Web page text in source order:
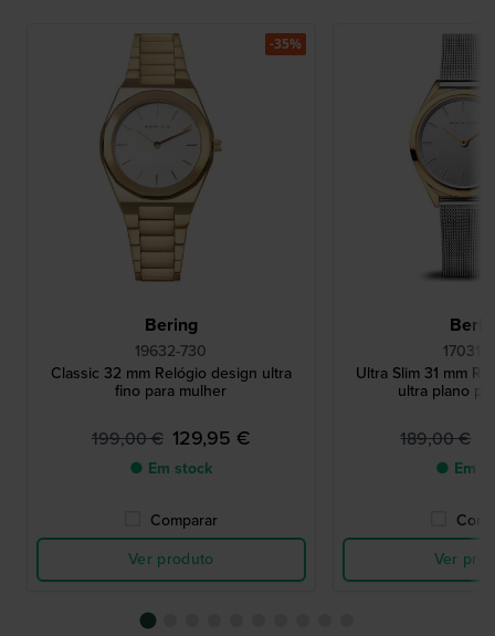
Bering
19632-730
Classic 32 mm Relógio design ultra
fino para mulher
199,00 € 129,95 €
● Em stock
Comparar
Ver produto
-35%
17031-
Ultra Slim 31 mm
ultra plano
189,00 €
● Em
Ver